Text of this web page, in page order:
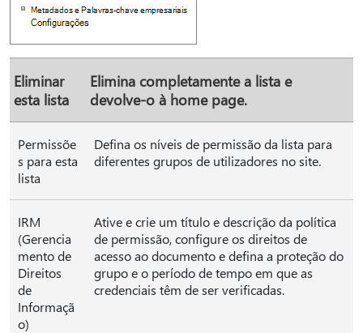
Eliminar
esta lista
Elimina completamente a lista e
devolve-o à home page.
Permissõe
s para esta
lista
Defina os níveis de permissão da lista para
diferentes grupos de utilizadores no site.
IRM
(Gerencia
mento de
Direitos
de
Informaçã
o)
Ative e crie um título e descrição da política
de permissão, configure os direitos de
acesso ao documento e defina a proteção do
grupo e o período de tempo em que as
credenciais têm de ser verificadas.